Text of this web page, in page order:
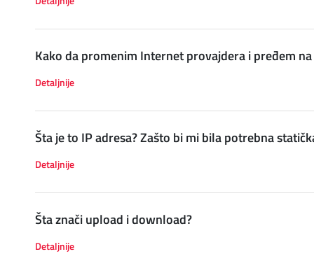
Kako da promenim Internet provajdera i pređem
Detaljnije
Šta je to IP adresa? Zašto bi mi bila potrebna
Detaljnije
Šta znači upload i download?
Detaljnije